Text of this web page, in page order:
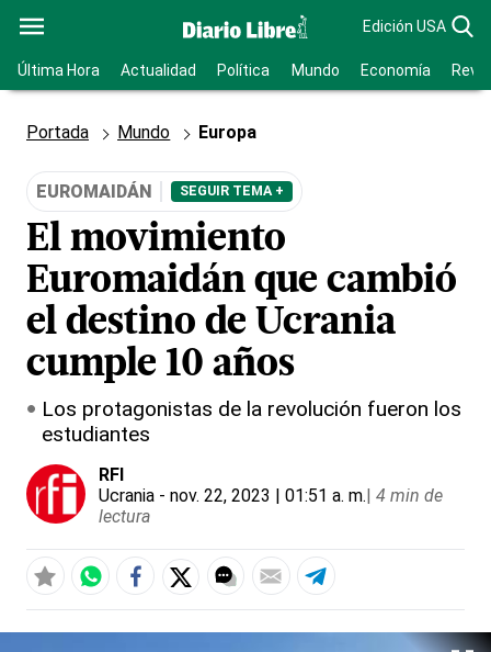
Edición USA
Última Hora Actualidad Política Mundo Economía
Portada Mundo Europa
EUROMAIDÁN SEGUIR TEMA +
El movimiento
Euromaidán que cambió
el destino de Ucrania
cumple 10 años
Los protagonistas de la revolución fueron los
estudiantes
RFI
Ucrania - nov. 22, 2023 | 01:51 a. m.| 4 min de
lectura